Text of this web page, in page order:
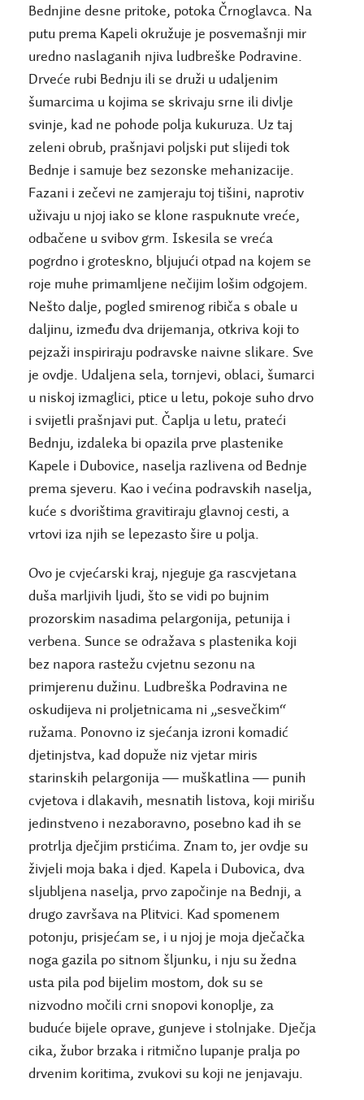
Bednjine desne pritoke, potoka Črnoglavca. Na
putu prema Kapeli okružuje je posvemašnji mir
uredno naslaganih njiva ludbreške Podravine.
Drveće rubi Bednju ili se druži u udaljenim
šumarcima u kojima se skrivaju srne ili divlje
svinje, kad ne pohode polja kukuruza. Uz taj
zeleni obrub, prašnjavi poljski put slijedi tok
Bednje i samuje bez sezonske mehanizacije.
Fazani i zečevi ne zamjeraju toj tišini, naprotiv
uživaju u njoj iako se klone raspuknute vreće,
odbačene u svibov grm. Iskesila se vreća
pogrdno i groteskno, bljujući otpad na kojem se
roje muhe primamljene nečijim lošim odgojem.
Nešto dalje, pogled smirenog ribiča s obale u
daljinu, između dva drijemanja, otkriva koji to
pejzaži inspiriraju podravske naivne slikare. Sve
je ovdje. Udaljena sela, tornjevi, oblaci, šumarci
u niskoj izmaglici, ptice u letu, pokoje suho drvo
i svijetli prašnjavi put. Čaplja u letu, prateći
Bednju, izdaleka bi opazila prve plastenike
Kapele i Dubovice, naselja razlivena od Bednje
prema sjeveru. Kao i većina podravskih naselja,
kuće s dvorištima gravitiraju glavnoj cesti, a
vrtovi iza njih se lepezasto šire u polja.
Ovo je cvjećarski kraj, njeguje ga rascvjetana
duša marljivih ljudi, što se vidi po bujnim
prozorskim nasadima pelargonija, petunija i
verbena. Sunce se odražava s plastenika koji
bez napora rastežu cvjetnu sezonu na
primjerenu dužinu. Ludbreška Podravina ne
oskudijeva ni proljetnicama ni „sesvečkim“
ružama. Ponovno iz sjećanja izroni komadić
djetinjstva, kad dopuže niz vjetar miris
starinskih pelargonija — muškatlina — punih
cvjetova i dlakavih, mesnatih listova, koji mirišu
jedinstveno i nezaboravno, posebno kad ih se
protrlja dječjim prstićima. Znam to, jer ovdje su
živjeli moja baka i djed. Kapela i Dubovica, dva
sljubljena naselja, prvo započinje na Bednji, a
drugo završava na Plitvici. Kad spomenem
potonju, prisjećam se, i u njoj je moja dječačka
noga gazila po sitnom šljunku, i nju su žedna
usta pila pod bijelim mostom, dok su se
nizvodno močili crni snopovi konoplje, za
buduće bijele oprave, gunjeve i stolnjake. Dječja
cika, žubor brzaka i ritmično lupanje pralja po
drvenim koritima, zvukovi su koji ne jenjavaju.